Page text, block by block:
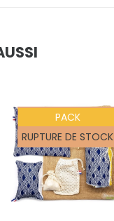
PACK
RUPTURE DE STOCK